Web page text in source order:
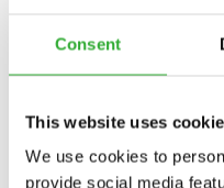
Consent
This website uses
We use cookies to
provide social media
MODELOS